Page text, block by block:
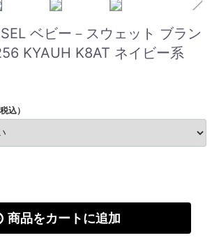
ベビー－スウェット ブラン
KYAUH K8AT ネイビー系
税込）
商品をカートに追加